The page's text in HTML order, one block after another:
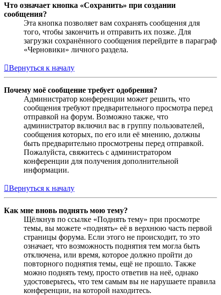
Что означает кнопка «Сохранить» при создании
сообщения?
Эта кнопка позволяет вам сохранять сообщения для
того, чтобы закончить и отправить их позже. Для
загрузки сохранённого сообщения перейдите в параграф
«Черновики» личного раздела.
Вернуться к началу
Почему моё сообщение требует одобрения?
Администратор конференции может решить, что
сообщения требуют предварительного просмотра перед
отправкой на форум. Возможно также, что
администратор включил вас в группу пользователей,
сообщения которых, по его или её мнению, должны
быть предварительно просмотрены перед отправкой.
Пожалуйста, свяжитесь с администратором
конференции для получения дополнительной
информации.
Вернуться к началу
Как мне вновь поднять мою тему?
Щёлкнув по ссылке «Поднять тему» при просмотре
темы, вы можете «поднять» её в верхнюю часть первой
страницы форума. Если этого не происходит, то это
означает, что возможность поднятия тем могла быть
отключена, или время, которое должно пройти до
повторного поднятия темы, ещё не прошло. Также
можно поднять тему, просто ответив на неё, однако
удостоверьтесь, что тем самым вы не нарушаете правила
конференции, на которой находитесь.